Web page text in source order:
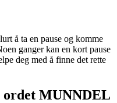
å ta en pause og komme
ganger kan en kort pause
deg med å finne det rette
ordet MUNNDEL